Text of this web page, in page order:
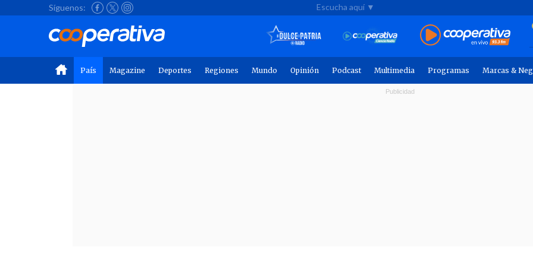
Síguenos: Escucha aquí ▼
País Magazine Deportes Regiones Mundo Opinión Podcast Multimedia Programas Marcas &